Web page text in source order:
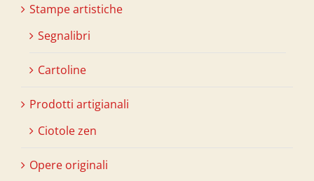
Stampe artistiche
Segnalibri
Cartoline
Prodotti artigianali
Ciotole zen
Opere originali